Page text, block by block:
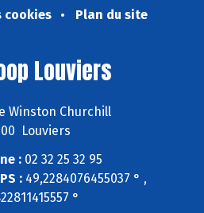
cookies
Plan du site
Louviers
Winston Churchill
Louviers
:02 32 25 32 95
:49,2284076455037 ° ,
°